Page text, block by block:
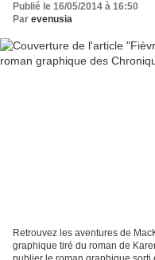
Publié le 16/05/2014 à 16:50
Par evenusia
Retrouvez les aventures de
graphique tiré du roman de